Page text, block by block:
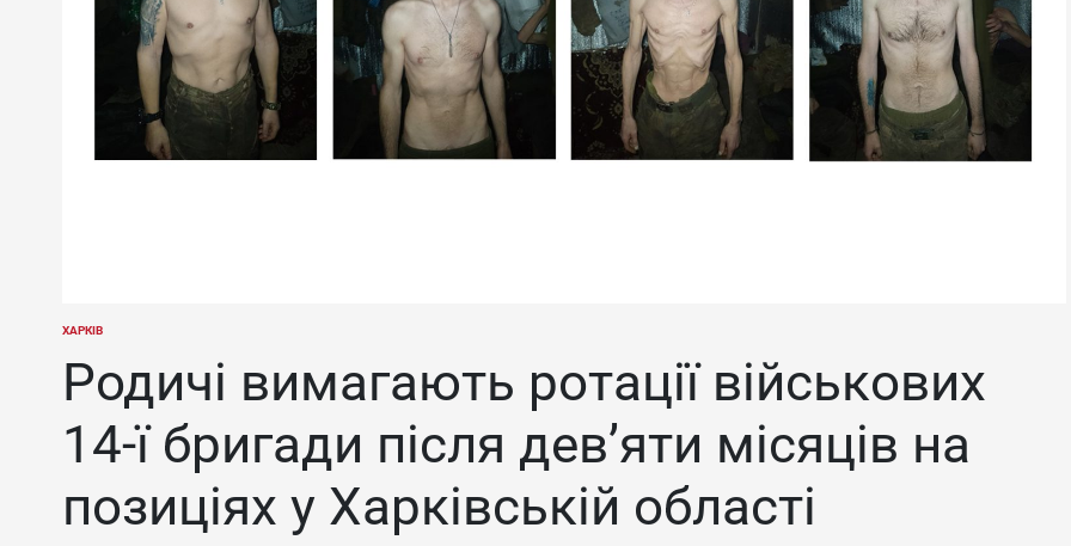
ОПУБЛІКУВАТИ
ХАРКІВ
Родичі вимагають ротації військових
14-ї бригади після дев’яти місяців на
позиціях у Харківській області